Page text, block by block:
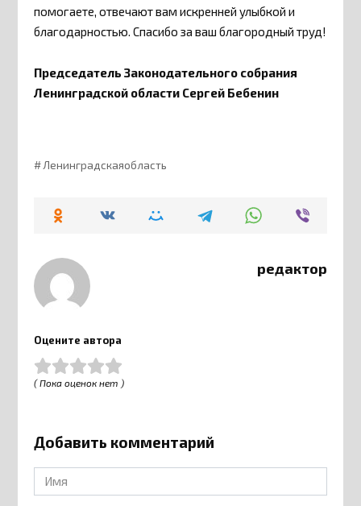
помогаете, отвечают вам искренней улыбкой и
благодарностью. Спасибо за ваш благородный труд!
Председатель Законодательного собрания
Ленинградской области Сергей Бебенин
Ленинградскаяобласть
редактор
Оцените автора
( Пока оценок нет )
Добавить комментарий
Имя
*